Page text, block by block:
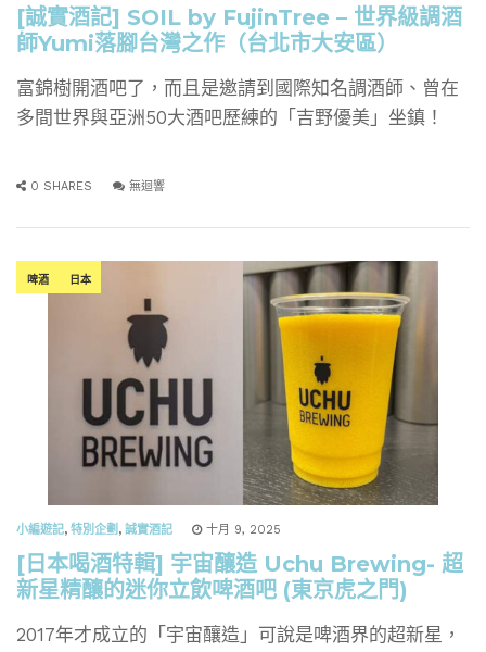
[誠實酒記] SOIL by FujinTree – 世界級調酒
師Yumi落腳台灣之作（台北市大安區）
富錦樹開酒吧了，而且是邀請到國際知名調酒師、曾在
多間世界與亞洲50大酒吧歷練的「吉野優美」坐鎮！
0 SHARES 無迴響
啤酒 日本
小編遊記, 特別企劃 , 誠實酒記 十月 9, 2025
[日本喝酒特輯] 宇宙釀造 Uchu Brewing- 超
新星精釀的迷你立飲啤酒吧 (東京虎之門)
2017年才成立的「宇宙釀造」可說是啤酒界的超新星，